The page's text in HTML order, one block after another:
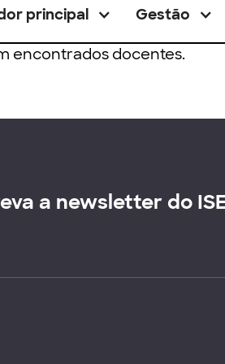
principal Gestão
encontrados docentes.
a newsletter do